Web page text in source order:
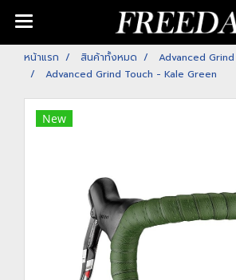
หน้าแรก สินค้าทั้งหมด
Advanced
Advanced Grind Touch - Kale Green
New